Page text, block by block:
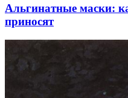
Альгинатные маски:
приносят